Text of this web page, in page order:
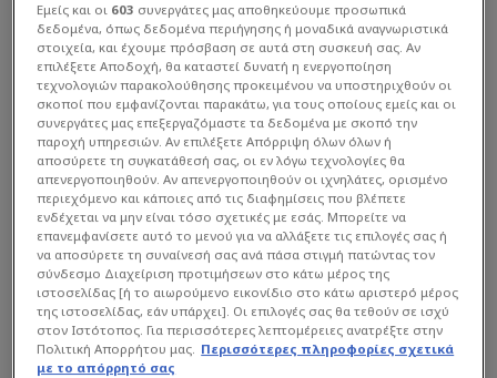
Εμείς και οι 603 συνεργάτες μας αποθηκεύουμε προσωπικά
δεδομένα, όπως δεδομένα περιήγησης ή μοναδικά αναγνωριστικά
στοιχεία, και έχουμε πρόσβαση σε αυτά στη συσκευή σας. Αν
επιλέξετε Αποδοχή, θα καταστεί δυνατή η ενεργοποίηση
τεχνολογιών παρακολούθησης προκειμένου να υποστηριχθούν οι
σκοποί που εμφανίζονται παρακάτω, για τους οποίους εμείς και οι
συνεργάτες μας επεξεργαζόμαστε τα δεδομένα με σκοπό την
παροχή υπηρεσιών. Αν επιλέξετε Απόρριψη όλων όλων ή
αποσύρετε τη συγκατάθεσή σας, οι εν λόγω τεχνολογίες θα
απενεργοποιηθούν. Αν απενεργοποιηθούν οι ιχνηλάτες, ορισμένο
περιεχόμενο και κάποιες από τις διαφημίσεις που βλέπετε
ενδέχεται να μην είναι τόσο σχετικές με εσάς. Μπορείτε να
επανεμφανίσετε αυτό το μενού για να αλλάξετε τις επιλογές σας ή
να αποσύρετε τη συναίνεσή σας ανά πάσα στιγμή πατώντας τον
σύνδεσμο Διαχείριση προτιμήσεων στο κάτω μέρος της
ιστοσελίδας [ή το αιωρούμενο εικονίδιο στο κάτω αριστερό μέρος
της ιστοσελίδας, εάν υπάρχει]. Οι επιλογές σας θα τεθούν σε ισχύ
στον Ιστότοπος. Για περισσότερες λεπτομέρειες ανατρέξτε στην
Πολιτική Απορρήτου μας. Περισσότερες πληροφορίες σχετικά
με το απόρρητό σας